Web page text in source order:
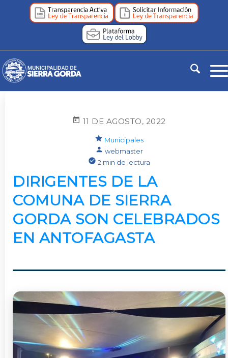
11 DE AGOSTO, 2022
Municipales
webmaster
2 min de lectura
DIRIGENTES DE LA
COMUNA DE SIERRA
GORDA SON CELEBRADOS
EN ANTOFAGASTA